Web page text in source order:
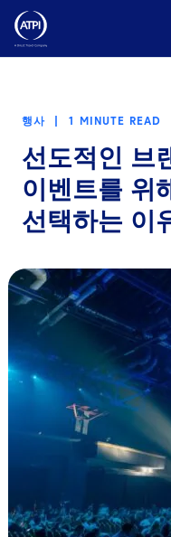
제품
자원
회사 소개
지속가능성
TravelHub Login
검색
행사 1 MINUTE READ
선도적인 브
이벤트를 위
선택하는 이